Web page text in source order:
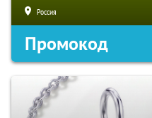
Россия
Промокод